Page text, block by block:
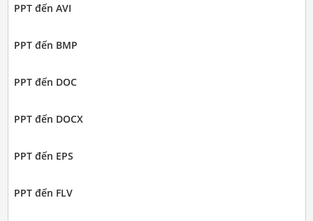
PPT đến AVI
PPT đến BMP
PPT đến DOC
PPT đến DOCX
PPT đến EPS
PPT đến FLV